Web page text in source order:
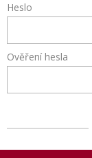
Heslo
Ověření hesla